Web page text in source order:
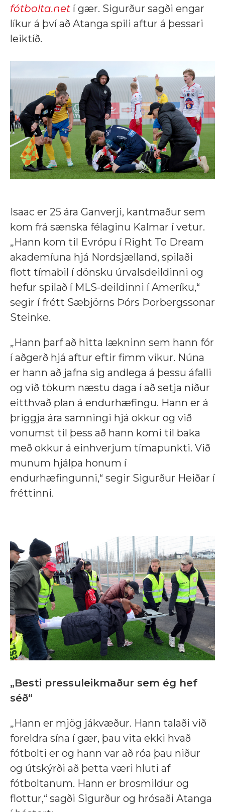
fótbolta.net í gær. Sigurður sagði engar
líkur á því að Atanga spili aftur á þessari
leiktíð.
Isaac er 25 ára Ganverji, kantmaður sem
kom frá sænska félaginu Kalmar í vetur.
„Hann kom til Evrópu í Right To Dream
akademíuna hjá Nordsjælland, spilaði
flott tímabil í dönsku úrvalsdeildinni og
hefur spilað í MLS-deildinni í Ameríku,“
segir í frétt Sæbjörns Þórs Þorbergssonar
Steinke.
„Hann þarf að hitta lækninn sem hann fór
í aðgerð hjá aftur eftir fimm vikur. Núna
er hann að jafna sig andlega á þessu áfalli
og við tökum næstu daga í að setja niður
eitthvað plan á endurhæfingu. Hann er á
þriggja ára samningi hjá okkur og við
vonumst til þess að hann komi til baka
með okkur á einhverjum tímapunkti. Við
munum hjálpa honum í
endurhæfingunni,“ segir Sigurður Heiðar í
fréttinni.
„Besti pressuleikmaður sem ég hef
séð“
„Hann er mjög jákvæður. Hann talaði við
foreldra sína í gær, þau vita ekki hvað
fótbolti er og hann var að róa þau niður
og útskýrði að þetta væri hluti af
fótboltanum. Hann er brosmildur og
flottur,“ sagði Sigurður og hrósaði Atanga